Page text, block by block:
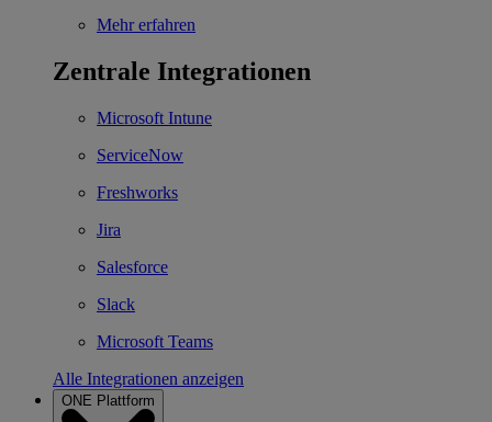
Mehr erfahren
Zentrale Integrationen
Microsoft Intune
ServiceNow
Freshworks
Jira
Salesforce
Slack
Microsoft Teams
Alle Integrationen anzeigen
ONE Plattform